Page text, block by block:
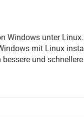
Windows unter
mit Linux
und